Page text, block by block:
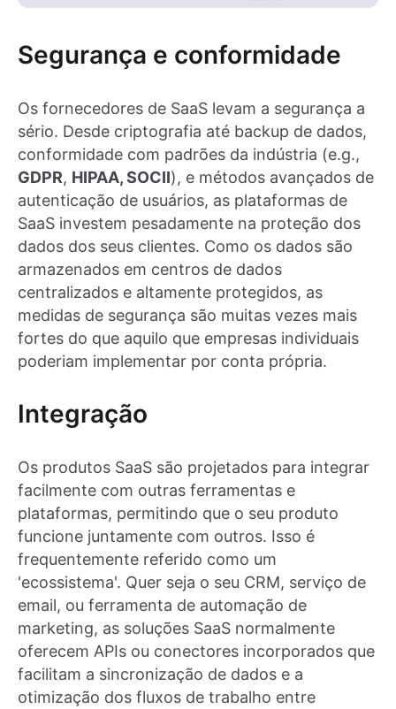
Segurança e conformidade
Os fornecedores de SaaS levam a segurança a
sério. Desde criptografia até backup de dados,
conformidade com padrões da indústria (e.g.,
GDPR, HIPAA, SOCII), e métodos avançados de
autenticação de usuários, as plataformas de
SaaS investem pesadamente na proteção dos
dados dos seus clientes. Como os dados são
armazenados em centros de dados
centralizados e altamente protegidos, as
medidas de segurança são muitas vezes mais
fortes do que aquilo que empresas individuais
poderiam implementar por conta própria.
Integração
Os produtos SaaS são projetados para integrar
facilmente com outras ferramentas e
plataformas, permitindo que o seu produto
funcione juntamente com outros. Isso é
frequentemente referido como um
'ecossistema'. Quer seja o seu CRM, serviço de
email, ou ferramenta de automação de
marketing, as soluções SaaS normalmente
oferecem APIs ou conectores incorporados que
facilitam a sincronização de dados e a
otimização dos fluxos de trabalho entre